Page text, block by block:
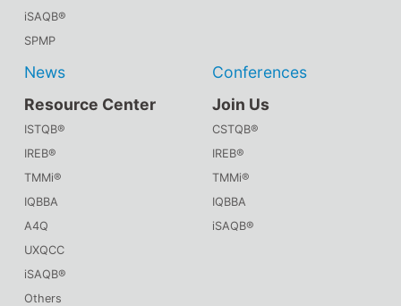
iSAQB®
SPMP
News
Conferences
Resource Center
ISTQB®
IREB®
TMMi®
IQBBA
A4Q
UXQCC
iSAQB®
Others
Join Us
CSTQB®
IREB®
TMMi®
IQBBA
iSAQB®